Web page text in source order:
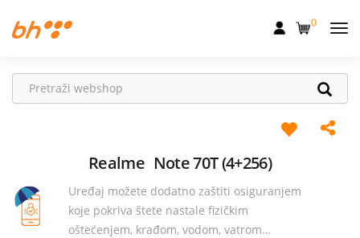
Fiksna
Dom
Uređaji
0
Realme Note 70T (4+256)
Uređaj možete dodatno zaštiti osiguranjem
koje pokriva štete nastale fizičkim
oštećenjem, krađom, vodom, vatrom…